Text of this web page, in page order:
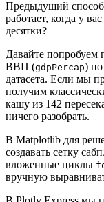
Предыдущий способ
работает, когда у
десятки?
Давайте попробуем
ВВП (gdpPercap)
датасета. Если мы
получим
кашу из 142
ничего разобрать.
В Matplotlib для
создавать сетку
вложенные циклы
вручную